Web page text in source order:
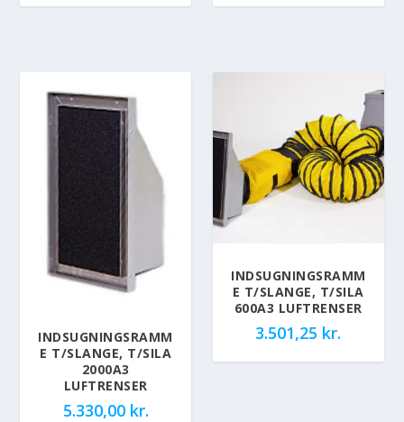
INDSUGNINGSRAMM
E T/SLANGE, T/SILA
2000A3
LUFTRENSER
5.330,00 kr.
INDSUGNINGSRAMM
E T/SLANGE, T/SILA
600A3 LUFTRENSER
3.501,25 kr.